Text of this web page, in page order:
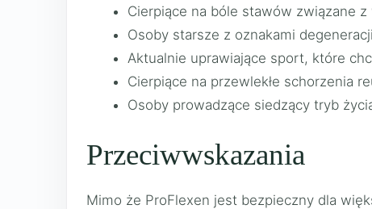
Cierpiące na bóle stawów związane
Osoby starsze z oznakami
Aktualnie uprawiające sport, które
Cierpiące na przewlekłe schorzenia
Osoby prowadzące siedzący tryb
Przeciwwskazania
Mimo że ProFlexen jest bezpieczny dla